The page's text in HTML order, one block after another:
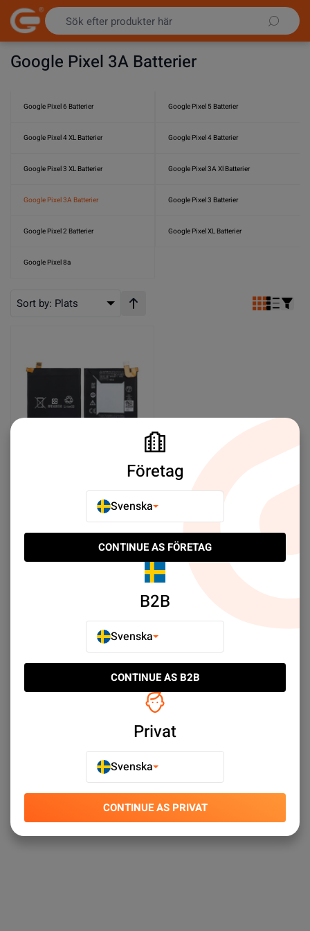
Hoppa till innehållet
Google Pixel 3A Batterier
Google Pixel 6 Batterier Google Pixel 5 Batterier
Google Pixel 4 XL Batterier Google Pixel 4 Batterier
Google Pixel 3 XL Batterier Google Pixel 3A Xl Batterier
Google Pixel 3A Batterier Google Pixel 3 Batterier
Google Pixel 2 Batterier Google Pixel XL Batterier
Google Pixel 8a
Sort by: Plats Stigande ordning
Köp nu
Upptäck Google Pixel 3A Batterier - Google Pixel Batterier -
Mobilbatterier - Mobilreservdelar till svårslagna priser. ✓
Stort sortiment ✓ Snabba leveranser ✓ Enkel kundtjänst
Företag
Svenska
CONTINUE AS FÖRETAG
B2B
Svenska
CONTINUE AS B2B
Privat
Svenska
CONTINUE AS PRIVAT